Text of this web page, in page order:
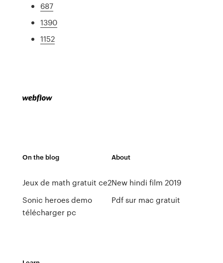
687
1390
1152
On the blog
Jeux de math gratuit ce2
Sonic heroes demo
télécharger pc
About
New hindi film 2019
Pdf sur mac gratuit